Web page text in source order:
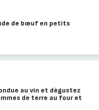
de bœuf en petits
au vin et dégustez
de terre au four et